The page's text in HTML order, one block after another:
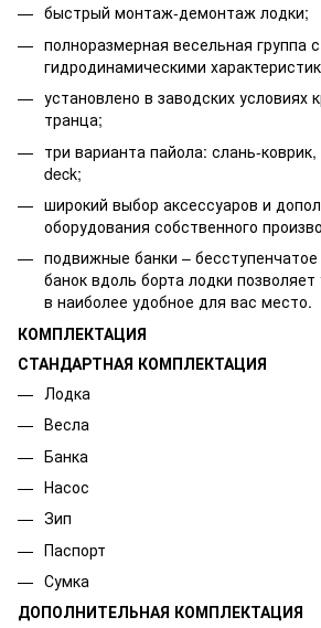
быстрый монтаж-демонтаж лодки;
полноразмерная весельная группа
гидродинамическими
установлено в заводских условиях
транца;
три варианта пайола: слань-
deck;
широкий выбор аксессуаров и
оборудования собственного
подвижные банки –
банок вдоль борта лодки
в наиболее удобное для вас место.
КОМПЛЕКТАЦИЯ
СТАНДАРТНАЯ КОМПЛЕКТАЦИЯ
Лодка
Весла
Банка
Насос
Зип
Паспорт
Сумка
ДОПОЛНИТЕЛЬНАЯ КОМПЛЕКТАЦИЯ